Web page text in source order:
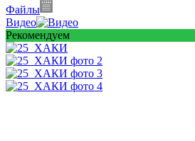
Файлы
Видео
Рекомендуем